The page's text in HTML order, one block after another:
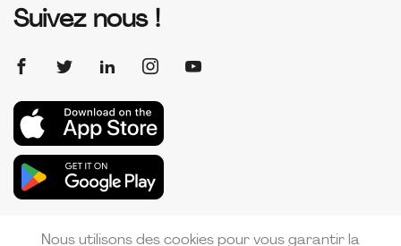
Suivez nous !
Nous utilisons des cookies pour vous garantir la